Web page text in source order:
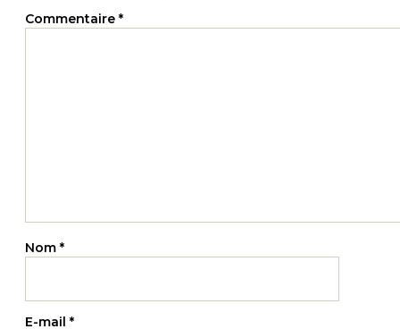
Commentaire *
Nom *
E-mail *